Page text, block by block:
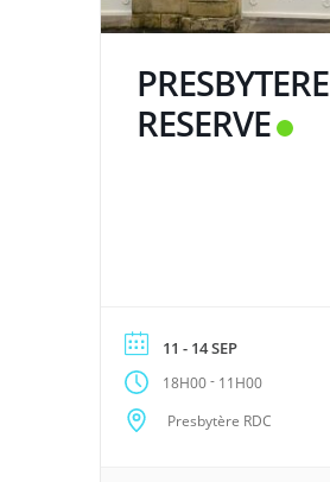
PRESBYTERE
RESERVE
11 - 14 SEP
18H00- 11H00
Presbytère RDC